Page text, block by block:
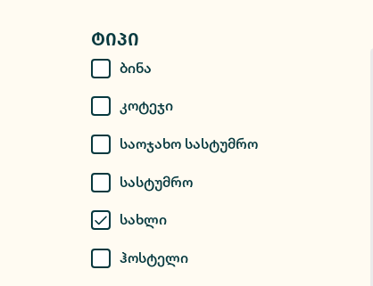
Ტიპი
Ბინა
Კოტეჯი
Საოჯახო Სასტუმრო
Სასტუმრო
Სახლი
Ჰოსტელი